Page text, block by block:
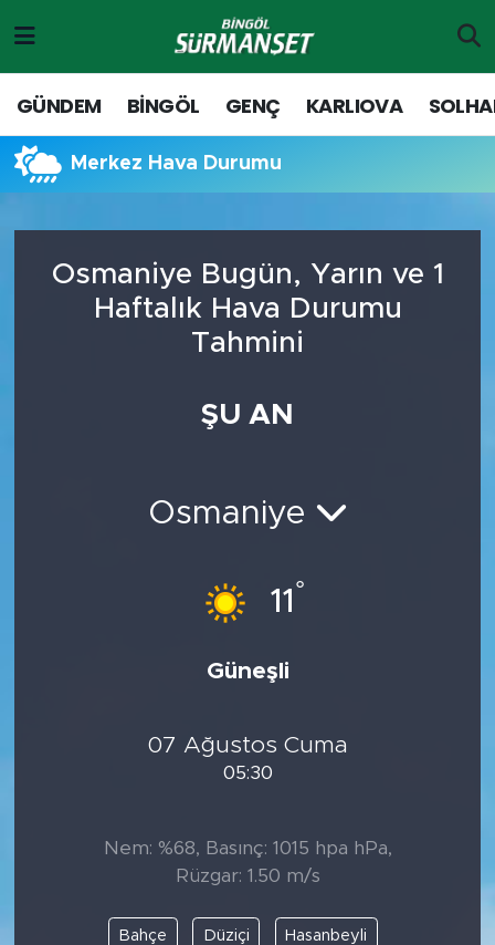
GÜNDEM BİNGÖL GENÇ KARLIOVA
Merkez Hava Durumu
Osmaniye Bugün, Yarın ve 1
Haftalık Hava Durumu
Tahmini
ŞU AN
Osmaniye
11 °
Güneşli
07 Ağustos Cuma
05:30
Nem: %68, Basınç: 1015 hpa hPa,
Rüzgar: 1.50 m/s
Bahçe Düziçi Hasanbeyli
Genç
Solhan
Adaklı-Kiğı
MD Prestij Dergisi
Bingöl Kaza Haberleri
Merkez Hava Durumu
Merkez Trafik Yoğunluk Haritası
Tüm Manşetler